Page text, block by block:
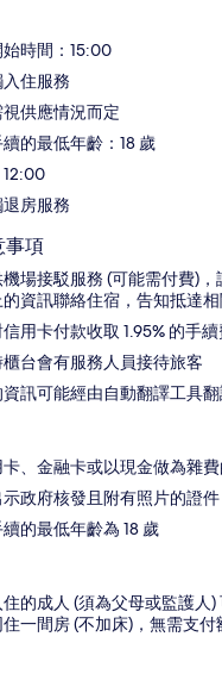
時間：15:00
住服務
供應情況而定
的最低年齡：18 歲
房服務
事項
場接駁服務 (可能需付費)
資訊聯絡住宿，告知抵達相
用卡付款收取 1.95% 的手
台會有服務人員接待旅客
訊可能經由自動翻譯工具
、金融卡或以現金做為雜
政府核發且附有照片的證件
的最低年齡為 18 歲
的成人 (須為父母或監護人)
一間房 (不加床)，無需支付